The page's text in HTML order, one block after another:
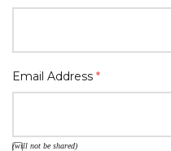
Email Address *
(will not be shared)